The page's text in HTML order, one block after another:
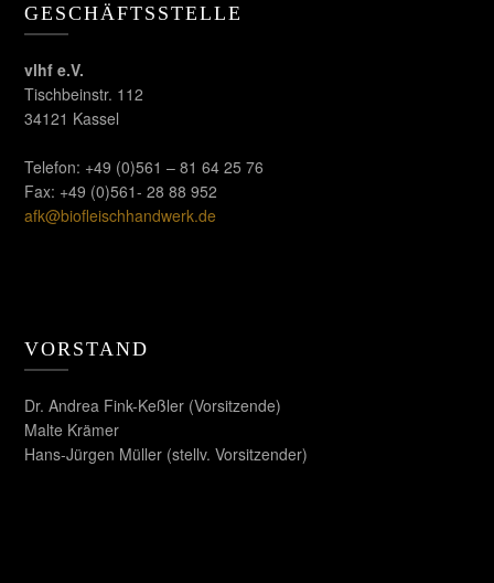
GESCHÄFTSSTELLE
vlhf e.V.
Tischbeinstr. 112
34121 Kassel
Telefon: +49 (0)561 – 81 64 25 76
Fax: +49 (0)561- 28 88 952
afk@biofleischhandwerk.de
VORSTAND
Dr. Andrea Fink-Keßler (Vorsitzende)
Malte Krämer
Hans-Jürgen Müller (stellv. Vorsitzender)